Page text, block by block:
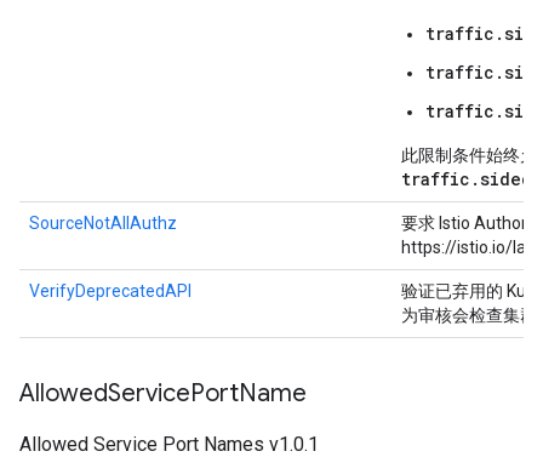
此限制条件始终
SourceNotAllAuthz
要求 Istio
https://istio.io/
VerifyDeprecatedAPI
验证已弃用的
为审核会检查集群
AllowedServicePortName
Allowed Service Port Names v1.0.1